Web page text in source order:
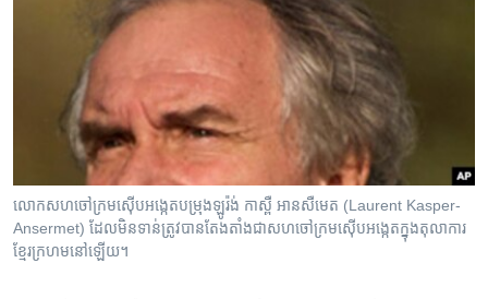
រំលង​
និង​
ចូល​
ទៅ​
ទូរទស្សន៍ / វីដេអូ​
វិទ្យុ / ផតខាសថ៍
កម្មវិធីទាំងអស់
Khmer English
បណ្តាញ​សង្គម
លោក​សហចៅក្រម​ស៊ើបអង្កេតបម្រុង​ឡូរ៉ង់ កាស្ពឺ អានសឺមេត (Laurent Kasper-
Ansermet) ដែល​​មិនទាន់​ត្រូវបាន​តែងតាំង​ជា​សហចៅក្រម​ស៊ើបអង្កេត​ក្នុង​តុលាការ​
ខ្មែរក្រហម​នៅ​ឡើយ​។